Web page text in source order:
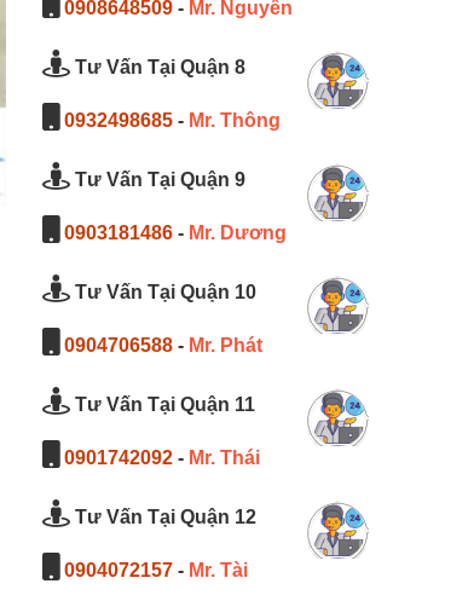
0908648509 - Mr. Nguyên
Tư Vấn Tại Quận 8
0932498685 - Mr. Thông
Tư Vấn Tại Quận 9
0903181486 - Mr. Dương
Tư Vấn Tại Quận 10
0904706588 - Mr. Phát
Tư Vấn Tại Quận 11
0901742092 - Mr. Thái
Tư Vấn Tại Quận 12
0904072157 - Mr. Tài